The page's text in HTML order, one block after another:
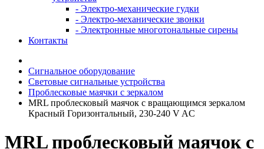
- Электро-механические гудки
- Электро-механические звонки
- Электронные многотональные сирены
Контакты
Сигнальное оборудование
Световые сигнальные устройства
Проблесковые маячки с зеркалом
MRL проблесковый маячок с вращающимся зеркалом
Красный Горизонтальный, 230-240 V AC
MRL проблесковый маячок с